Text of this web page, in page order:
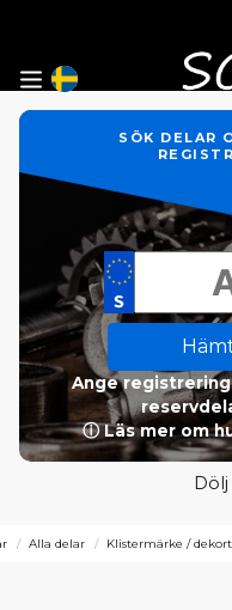
SÖK DELAR
Ange
ⓘ Läs mer om
Alla delar Klistermärke /